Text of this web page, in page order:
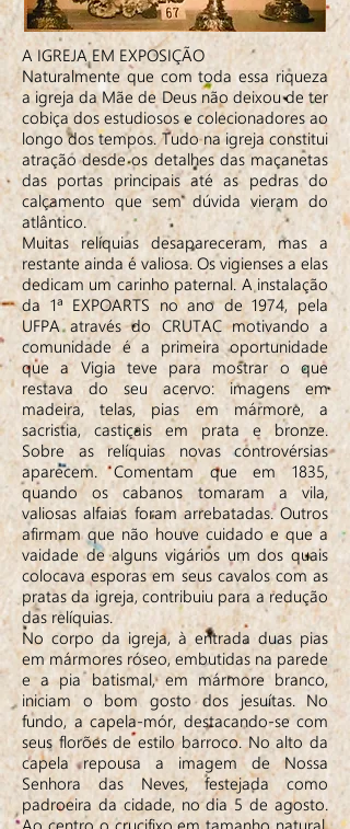
A IGREJA EM EXPOSIÇÃO
Naturalmente que com toda essa riqueza
a igreja da Mãe de Deus não deixou de ter
cobiça dos estudiosos e colecionadores ao
longo dos tempos. Tudo na igreja constitui
atração desde os detalhes das maçanetas
das portas principais até as pedras do
calçamento que sem dúvida vieram do
atlântico.
Muitas relíquias desapareceram, mas a
restante ainda é valiosa. Os vigienses a elas
dedicam um carinho paternal. A instalação
da 1ª EXPOARTS no ano de 1974, pela
UFPA através do CRUTAC motivando a
comunidade é a primeira oportunidade
que a Vigia teve para mostrar o que
restava do seu acervo: imagens em
madeira, telas, pias em mármore, a
sacristia, castiçais em prata e bronze.
Sobre as relíquias novas controvérsias
aparecem. Comentam que em 1835,
quando os cabanos tomaram a vila,
valiosas alfaias foram arrebatadas. Outros
afirmam que não houve cuidado e que a
vaidade de alguns vigários um dos quais
colocava esporas em seus cavalos com as
pratas da igreja, contribuiu para a redução
das relíquias.
No corpo da igreja, à entrada duas pias
em mármores róseo, embutidas na parede
e a pia batismal, em mármore branco,
iniciam o bom gosto dos jesuítas. No
fundo, a capela-mór, destacando-se com
seus florões de estilo barroco. No alto da
capela repousa a imagem de Nossa
Senhora das Neves, festejada como
padroeira da cidade, no dia 5 de agosto.
Ao centro o crucifixo em tamanho natural,